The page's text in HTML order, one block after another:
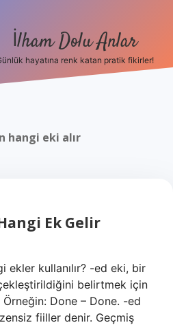
İlham Dolu Anlar
hayatına renk katan pratik fikirler!
hangi eki alır
Ek Gelir
ekler kullanılır? -ed eki, bir
belirtmek için
Done – Done. -ed
fiiller denir. Geçmiş